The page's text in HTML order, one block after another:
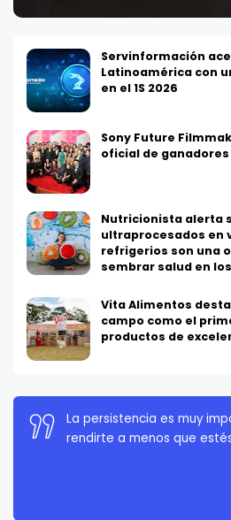
Servinformación
Latinoamérica con
en el 1S 2026
Sony Future
oficial de ganadores
Nutricionista alerta
ultraprocesados en
refrigerios son una
sembrar salud en
Vita Alimentos
campo como el
productos de
La persistencia es muy
rendirte a menos que